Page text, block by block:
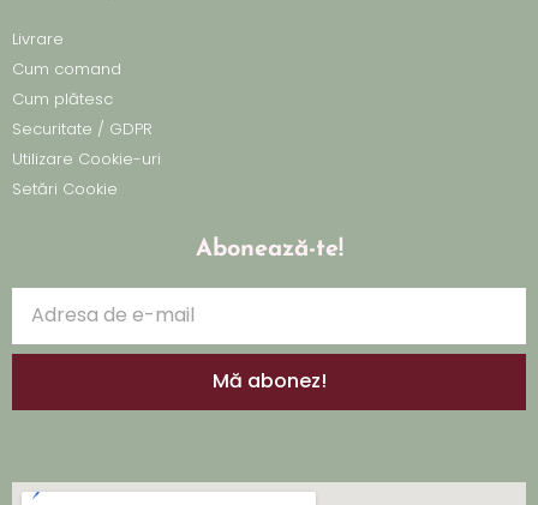
Livrare
Cum comand
Cum plătesc
Securitate / GDPR
Utilizare Cookie-uri
Setări Cookie
Abonează-te!
Mă abonez!